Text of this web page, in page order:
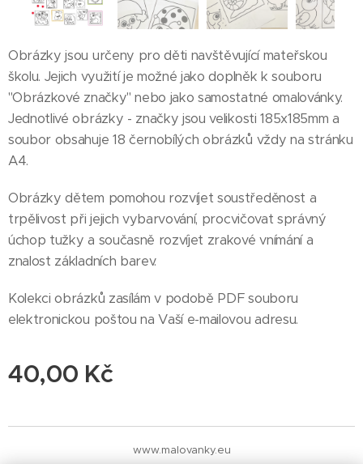
Obrázky jsou určeny pro děti navštěvující mateřskou
školu. Jejich využití je možné jako doplněk k souboru
''Obrázkové značky'' nebo jako samostatné omalovánky.
Jednotlivé obrázky - značky jsou velikosti 185x185mm a
soubor obsahuje 18 černobílých obrázků vždy na stránku
A4.
Obrázky dětem pomohou rozvíjet soustředěnost a
trpělivost při jejich vybarvování, procvičovat správný
úchop tužky a současně rozvíjet zrakové vnímání a
znalost základních barev.
Kolekci obrázků zasílám v podobě PDF souboru
elektronickou poštou na Vaší e-mailovou adresu.
40,00 Kč
www.malovanky.eu